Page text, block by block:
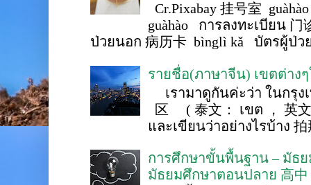
Cr.Pixabay 挂号室
guàhào การลงทะเบียน 门
ป่วยนอก 病历卡 bìnglì kǎ บัตรผู้ป่ว
รายชื่อ(ภาษาจีน) เขตต่าง
เรามาดูกันค่ะว่า ในกรุง
区 ( 泰文： เขต ， 英
และเขียนว่าอย่างไรบ้าง 拍
การศึกษาขั้นพื้นฐาน – มัธ
มัธยมศึกษาตอนปลาย 高中